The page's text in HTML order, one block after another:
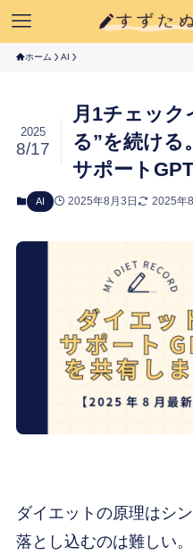
ホーム AI
月1チェック
る”を続ける
サポート
2025
8/17
AI 2025年8月3日 2025年
ダイエットの原理はシ
落とし込むのは難しい。